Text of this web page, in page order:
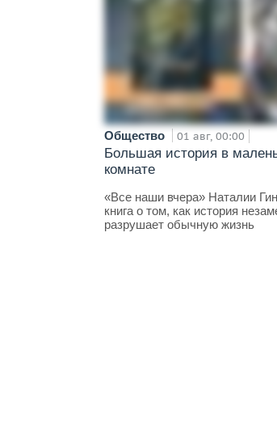
Общество 01 авг, 00:00
Большая история в
комнате
«Все наши вчера» Наталии
книга о том, как история
разрушает обычную жизнь